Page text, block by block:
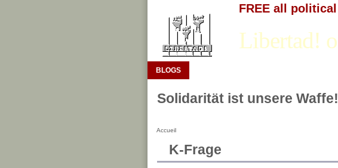
FREE all
Libertad!
BLOGS
Solidarität ist unsere Waffe!
Accueil
K-Frage